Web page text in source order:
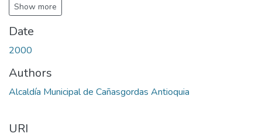
Show more
Date
2000
Authors
Alcaldía Municipal de Cañasgordas Antioquia
URI